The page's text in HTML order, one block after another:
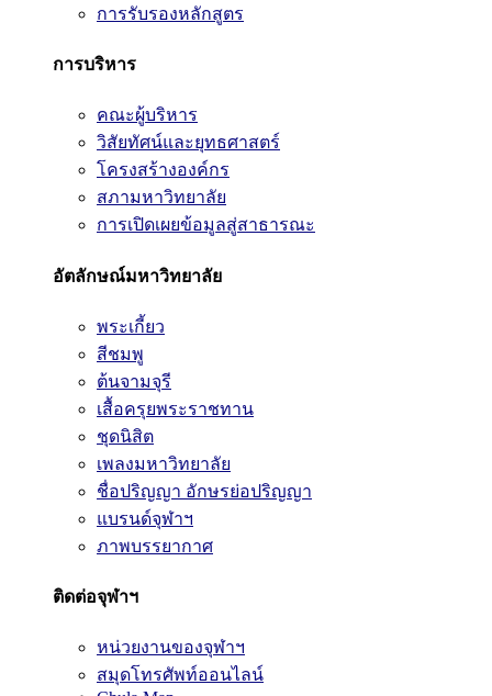
การรับรองหลักสูตร
การบริหาร
คณะผู้บริหาร
วิสัยทัศน์และยุทธศาสตร์
โครงสร้างองค์กร
สภามหาวิทยาลัย
การเปิดเผยข้อมูลสู่สาธารณะ
อัตลักษณ์มหาวิทยาลัย
พระเกี้ยว
สีชมพู
ต้นจามจุรี
เสื้อครุยพระราชทาน
ชุดนิสิต
เพลงมหาวิทยาลัย
ชื่อปริญญา อักษรย่อปริญญา
แบรนด์จุฬาฯ
ภาพบรรยากาศ
ติดต่อจุฬาฯ
หน่วยงานของจุฬาฯ
สมุดโทรศัพท์ออนไลน์